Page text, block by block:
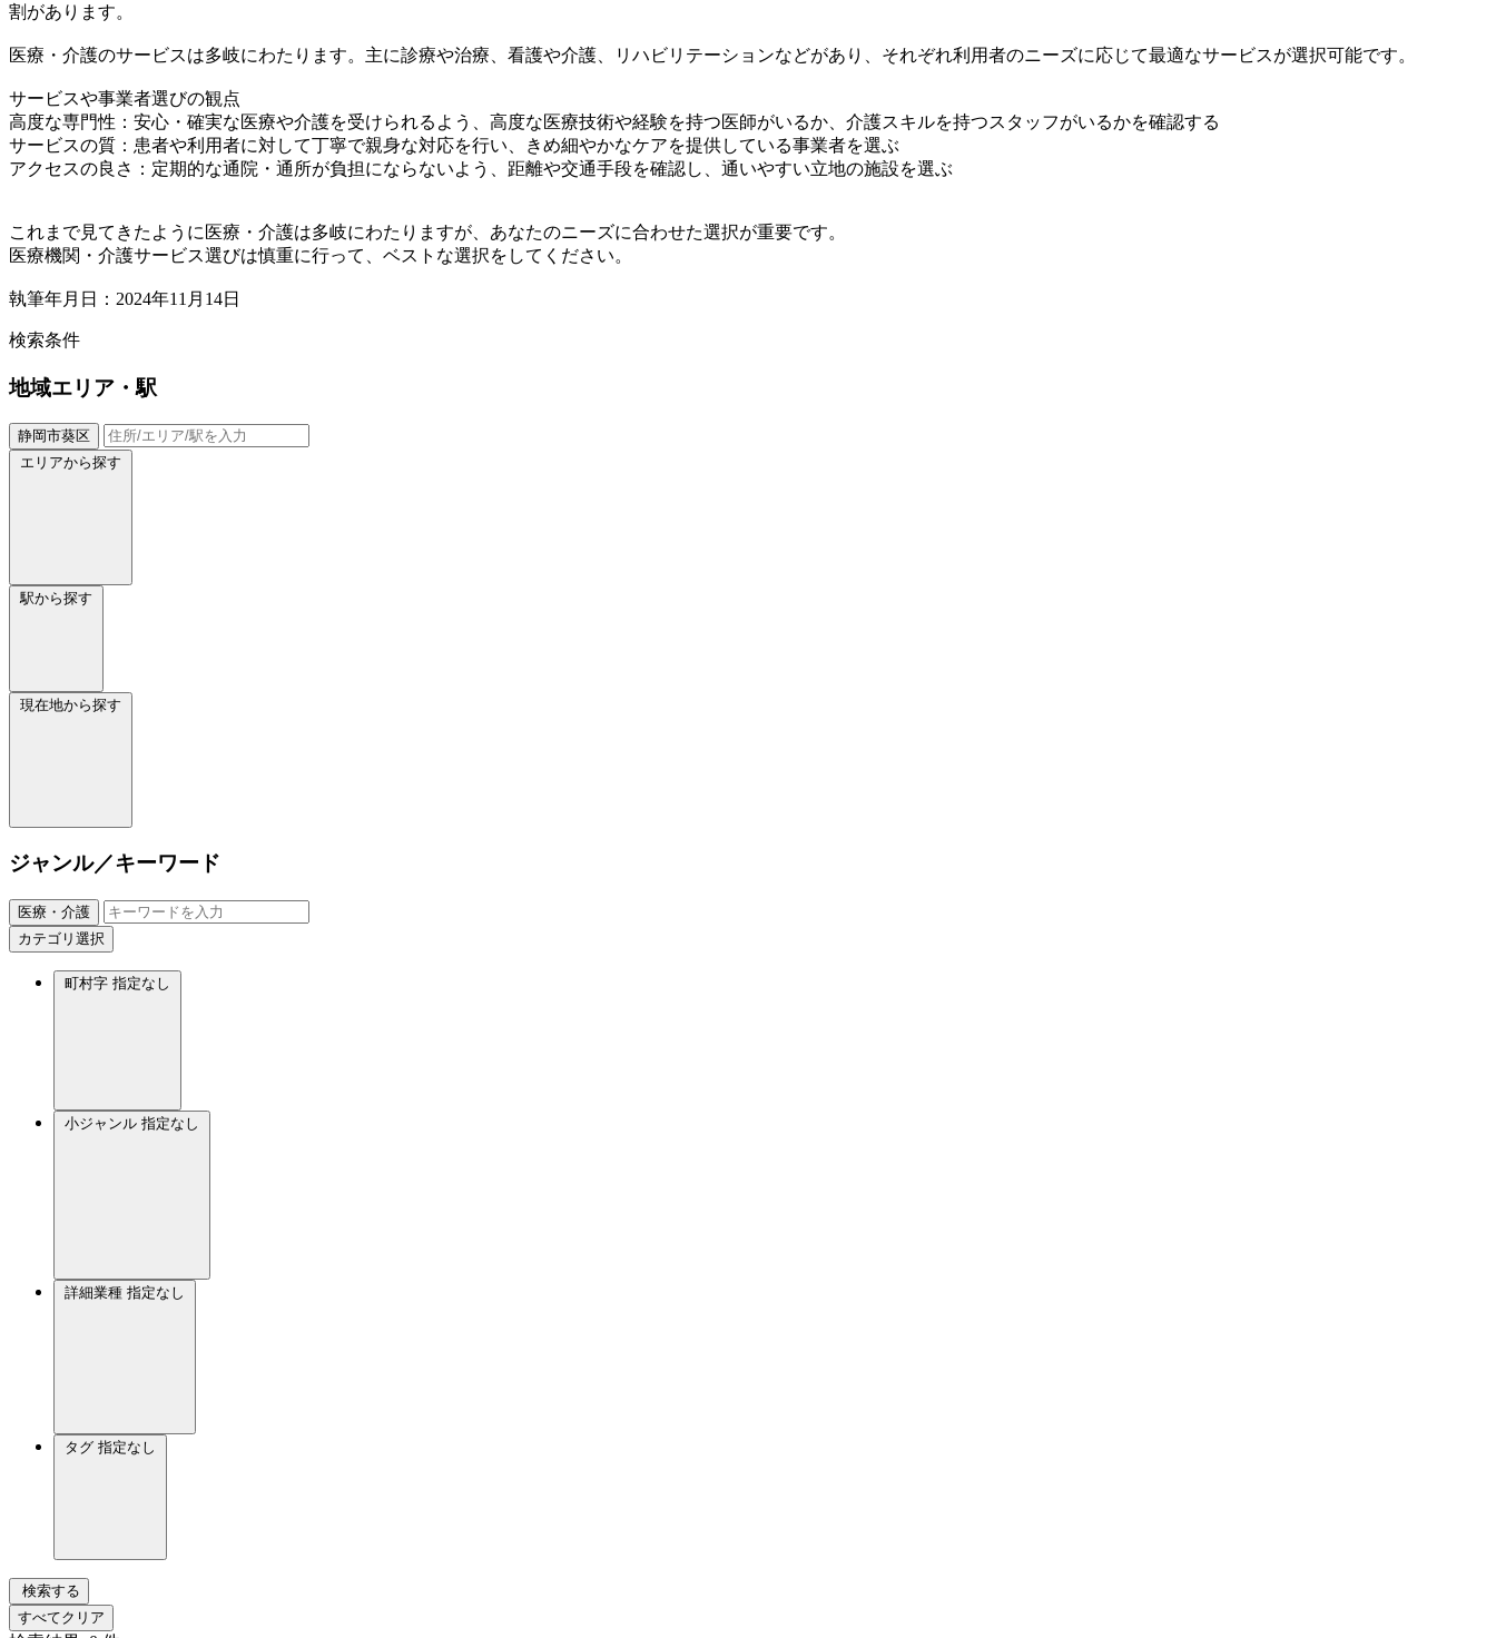
割があります。
医療・介護のサービスは多岐にわたります。主に診療や治療、看護や介護、リハビリテーションなどがあり、それぞれ利用者のニーズに応じて最適なサービスが選択可能です。
サービスや事業者選びの観点
高度な専門性：安心・確実な医療や介護を受けられるよう、高度な医療技術や経験を持つ医師がいるか、介護スキルを持つスタッフがいるかを確認する
サービスの質：患者や利用者に対して丁寧で親身な対応を行い、きめ細やかなケアを提供している事業者を選ぶ
アクセスの良さ：定期的な通院・通所が負担にならないよう、距離や交通手段を確認し、通いやすい立地の施設を選ぶ
これまで見てきたように医療・介護は多岐にわたりますが、あなたのニーズに合わせた選択が重要です。
医療機関・介護サービス選びは慎重に行って、ベストな選択をしてください。
執筆年月日：2024年11月14日
検索条件
地域エリア・駅
静岡市葵区
エリアから探す
駅から探す
現在地から探す
ジャンル／キーワード
医療・介護
カテゴリ選択
町村字 指定なし
小ジャンル 指定なし
詳細業種 指定なし
タグ 指定なし
検索する
すべてクリア